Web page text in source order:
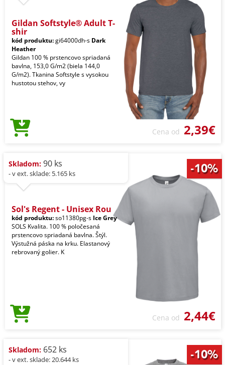
Gildan Softstyle® Adult T-
shir
kód produktu:gi64000dh-s Dark
Heather
Gildan 100 % prstencovo spriadaná
bavlna, 153,0 G/m2 (biela 144,0
G/m2). Tkanina Softstyle s vysokou
hustotou stehov, vy
Cena od 2,39€
Skladom: 90 ks
- v ext. sklade: 5.165 ks
Sol's Regent - Unisex Rou
kód produktu:so11380pg-s Ice Grey
SOLS Kvalita. 100 % poločesaná
prstencovo spriadaná bavlna. Štýl.
Výstužná páska na krku. Elastanový
rebrovaný golier. K
Cena od 2,44€
Skladom: 652 ks
- v ext. sklade: 20.644 ks